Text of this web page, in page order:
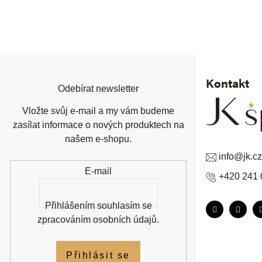
Kontakt
info@jk.cz
+420 241
Odebírat newsletter
Vložte svůj e-mail a my vám budeme
zasílat informace o nových produktech na
našem e-shopu.
E-mail
Přihlášením souhlasím se
zpracováním osobních údajů.
Přihlásit se